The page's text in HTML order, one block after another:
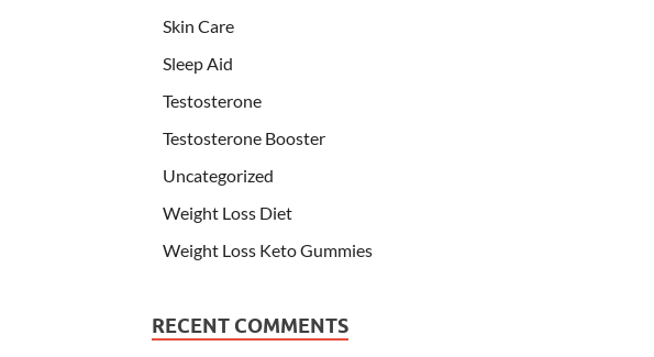
Skin Care
Sleep Aid
Testosterone
Testosterone Booster
Uncategorized
Weight Loss Diet
Weight Loss Keto Gummies
RECENT COMMENTS